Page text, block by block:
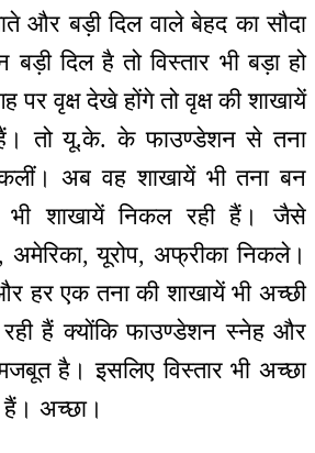
और बड़ी दिल वाले बेहद का सौदा
दिल है तो विस्तार भी बड़ा हो
वृक्ष देखे होंगे तो वृक्ष की शाखायें
तो यू.के. के फाउण्डेशन से तना
अब वह शाखायें भी तना बन
शाखायें निकल रही हैं। जैसे
अमेरिका, यूरोप, अफ्रीका निकले।
हर एक तना की शाखायें भी अच्छी
रही हैं क्योंकि फाउण्डेशन स्नेह और
है। इसलिए विस्तार भी अच्छा
अच्छा।